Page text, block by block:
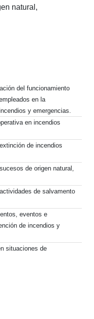
natural,
del funcionamiento
en la
y emergencias.
en incendios
de incendios
de origen natural,
de salvamento
eventos e
de incendios y
situaciones de